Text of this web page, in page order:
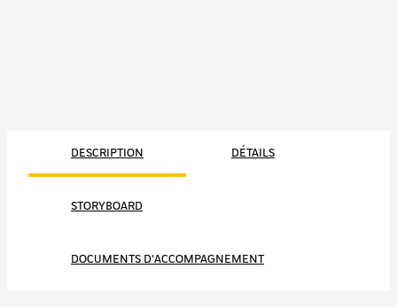
DESCRIPTION DÉTAILS
STORYBOARD
DOCUMENTS D'ACCOMPAGNEMENT